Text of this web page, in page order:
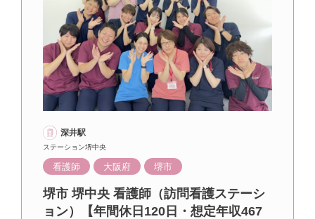
深井駅
ステーション堺中央
看護師 大阪府 堺市
堺市 堺中央 看護師（訪問看護ステーシ
ョン）【年間休日120日・想定年収467